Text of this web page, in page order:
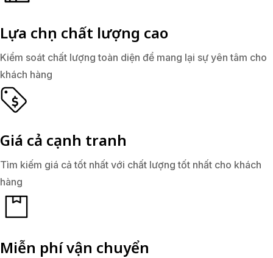
Lựa chọn chất lượng cao
Kiểm soát chất lượng toàn diện để mang lại sự yên tâm cho
khách hàng
Giá cả cạnh tranh
Tìm kiếm giá cả tốt nhất với chất lượng tốt nhất cho khách
hàng
Miễn phí vận chuyển